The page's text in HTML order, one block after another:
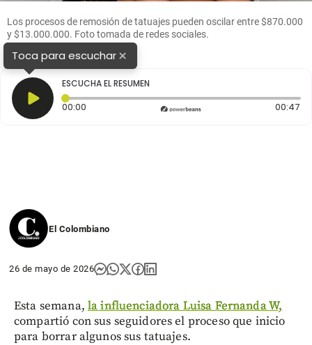
Los procesos de remosión de tatuajes pueden oscilar entre $870.000
y $13.000.000. Foto tomada de redes sociales.
Toca para escuchar×
ESCUCHA EL RESUMEN
00:00 Tiempo transcurrido: 0 segundos 00:47
El Colombiano
26 de mayo de 2026
Esta semana, la influenciadora Luisa Fernanda W,
compartió con sus seguidores el proceso que inicio
para borrar algunos sus tatuajes.